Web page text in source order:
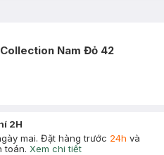
Nam Đỏ 42
2H
mai. Đặt hàng trước 24h và
toán. Xem chi tiết